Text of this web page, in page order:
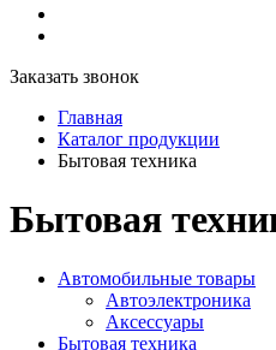
Заказать звонок
Главная
Каталог продукции
Бытовая техника
Бытовая
Автомобильные товары
Автоэлектроника
Аксессуары
Бытовая техника